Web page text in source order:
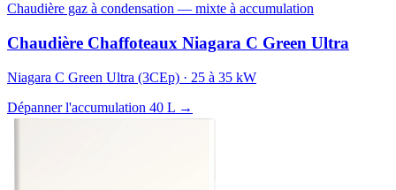
Chaudière gaz à condensation — mixte à accumulation
Chaudière Chaffoteaux Niagara C Green Ultra
Niagara C Green Ultra (3CEp) · 25 à 35 kW
Dépanner l'accumulation 40 L →